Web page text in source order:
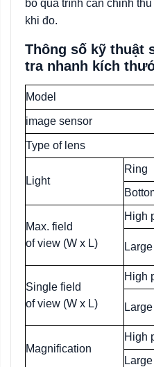
bỏ quá trình căn chỉnh
khi đo.
Thông số kỹ thuật
tra nhanh kích
Model
image sensor
Type of lens
Light
Ring
Max. field
of view (W x L)
High
Single field
of view (W x L)
High
Magnification
High